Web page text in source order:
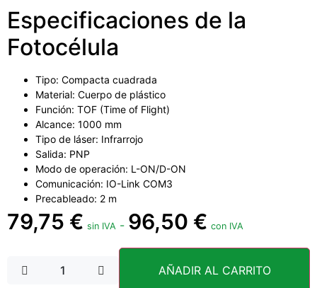
Especificaciones de la
Fotocélula
Tipo: Compacta cuadrada
Material: Cuerpo de plástico
Función: TOF (Time of Flight)
Alcance: 1000 mm
Tipo de láser: Infrarrojo
Salida: PNP
Modo de operación: L-ON/D-ON
Comunicación: IO-Link COM3
Precableado: 2 m
79,75 € sin IVA - 96,50 € con IVA
AÑADIR AL CARRITO